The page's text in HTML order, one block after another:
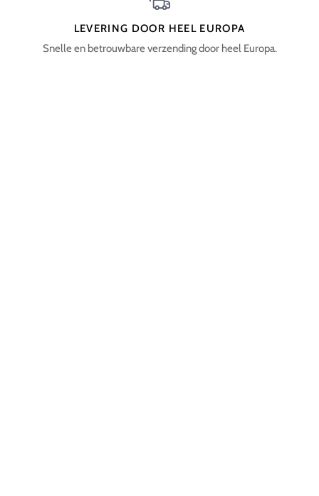
LEVERING DOOR HEEL EUROPA
Snelle en betrouwbare verzending door heel Europa.